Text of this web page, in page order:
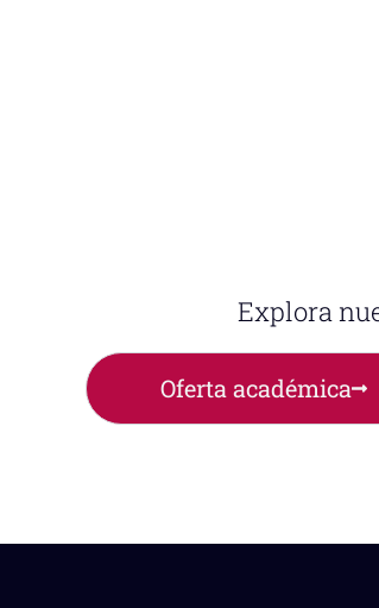
Explora
Oferta académica